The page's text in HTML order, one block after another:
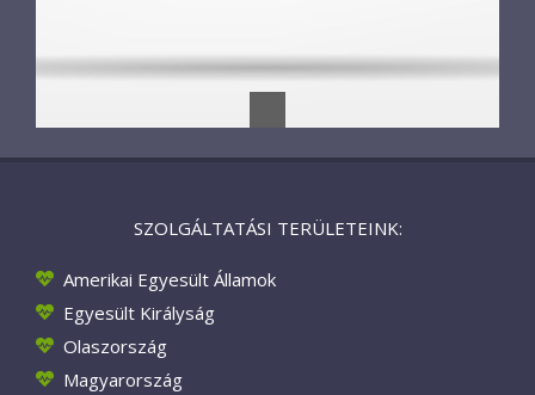
SZOLGÁLTATÁSI TERÜLETEINK:
Amerikai Egyesült Államok
Egyesült Királyság
Olaszország
Magyarország